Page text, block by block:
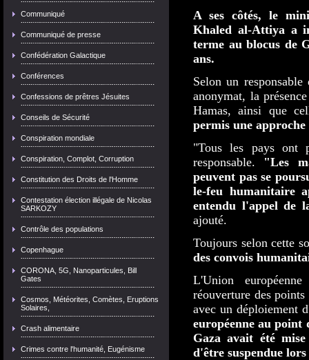
Communiqué
Communiqué de presse
Confédération Galactique
Conférences
Confessions de prêtres Jésuites
Conseils de Sécurité
Conspiration mondiale
Conspiration, Complot, Corruption
Constitution des Droits de l'Homme
Contestation élection illégale de Nicolas
SARKOZY
Contrôle des populations
Copenhague
CORONA, 5G, Nanoparticules, Bill
Gates
Cosmos, Météorites, Comètes, Eruptions
Solaires,
Crash alimentaire
Crimes contre l'humanité, Eugénisme
A ses côtés, le
Khaled al-Attiya a
terme au blocus de
ans.
Selon un
anonymat, la
Hamas, ainsi que
permis une
"Tous les pays ont
responsable. "Les
peuvent pas se
le-feu humanitaire
entendu l'appel de
ajouté.
Toujours selon cette
des convois
L'Union
réouverture des points
avec un déploiement
européenne au point
Gaza avait été
d'être suspendue